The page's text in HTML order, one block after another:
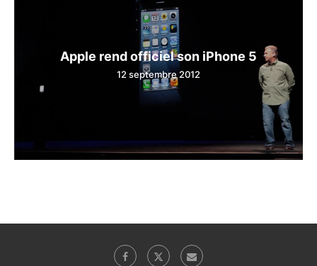
Apple rend officiel son iPhone 5
12 septembre 2012